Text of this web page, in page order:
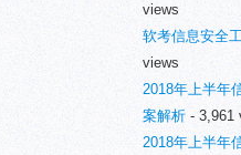
views
软考信息安全
views
2018年上半年
案解析 - 3,961
2018年上半年